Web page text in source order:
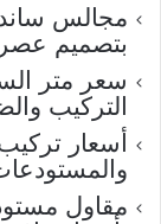
مجالس
بتصميم
سعر متر
التركيب
أسعار
مقاول